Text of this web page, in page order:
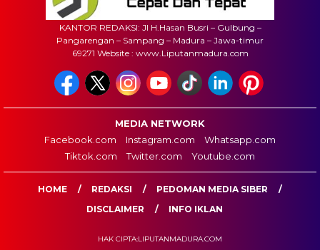
KANTOR REDAKSI: Jl H.Hasan Busri – Gulbung –
Pangarengan – Sampang – Madura – Jawa-timur
69271 Website : www.Liputanmadura.com
MEDIA NETWORK
Facebook.com
Instagram.com
Whatsapp.com
Tiktok.com
Twitter.com Youtube.com
HOME REDAKSI
PEDOMAN MEDIA SIBER
DISCLAIMER
INFO IKLAN
HAK CIPTA:LIPUTANMADURA.COM